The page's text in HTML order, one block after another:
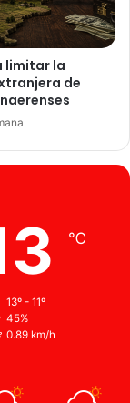
limitar la
de
℃
13º - 11º
45%
0.89 km/h